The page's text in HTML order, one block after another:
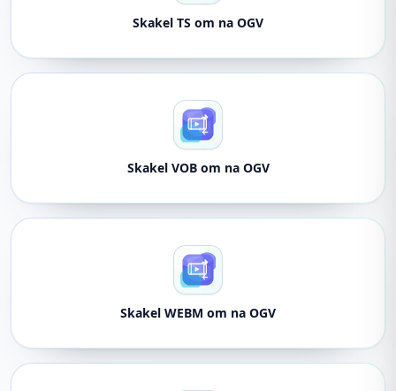
Skakel TS om na OGV
Skakel VOB om na OGV
Skakel WEBM om na OGV